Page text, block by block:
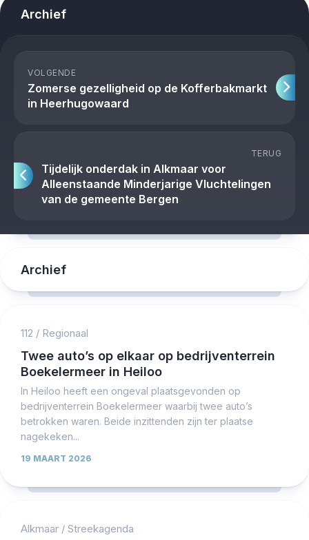
Archief
VOLGENDE
Zomerse gezelligheid op de Kofferbakmarkt
in Heerhugowaard
TERUG
Tijdelijk onderdak in Alkmaar voor
Alleenstaande Minderjarige Vluchtelingen
van de gemeente Bergen
Archief
112 / Regionaal
Twee auto’s op elkaar op bedrijventerrein
Boekelermeer in Heiloo
In Heiloo heeft een ongeval plaatsgevonden op
bedrijventerrein Boekelermeer waarbij twee auto’s
betrokken waren. Beide inzittenden zijn ter plaatse
nagekeken...
19 MAART 2026
Alkmaar / Streekagenda